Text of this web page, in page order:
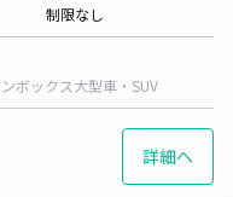
制限なし
ボックス大型車・SUV
詳細へ